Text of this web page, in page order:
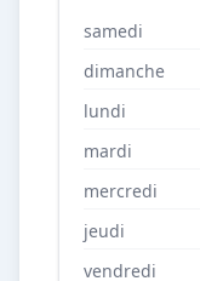
samedi
dimanche
lundi
mardi
mercredi
jeudi
vendredi